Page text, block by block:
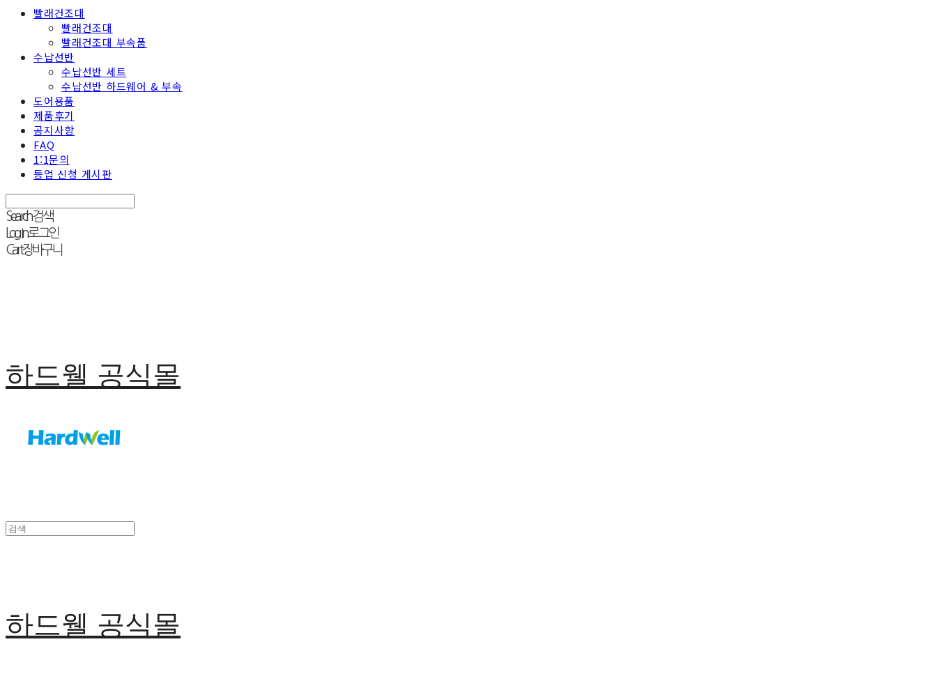
빨래건조대
빨래건조대
빨래건조대 부속품
수납선반
수납선반 세트
수납선반 하드웨어 & 부속
도어용품
제품후기
공지사항
FAQ
1:1문의
등업 신청 게시판
Search검색
Log In로그인
Cart장바구니
하드웰 공식몰
하드웰 공식몰